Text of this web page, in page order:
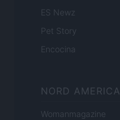
ES Newz
Pet Story
Encocina
NORD AMERICA
Womanmagazine